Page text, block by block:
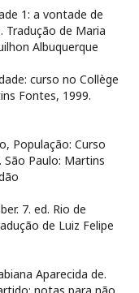
1: a vontade de
Tradução de Maria
Albuquerque
curso no Collège
Fontes, 1999.
População: Curso
São Paulo: Martins
7. ed. Rio de
de Luiz Felipe
Aparecida de.